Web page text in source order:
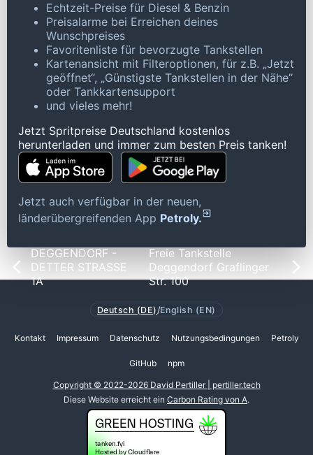
Echtzeit-Preise für Diesel & Benzin
Preisalarme bei Erreichen deines
Wunschpreises
Favoritenliste für bevorzugte Tankstellen
Kartenansicht mit Filteroptionen, für z.B. „Jetzt
geöffnet“, „Günstigste Tankstellen in der Nähe“
oder Tankkartensupport
und vieles mehr!
Jetzt Spritpreise Deutschland kostenlos
herunterladen und immer zum besten Preis tanken!
Jetzt auch verfügbar in der neuen,
länderübergreifenden App Petroly.
DEGGENDORF -
DETTER STRASSE
1A
Freie Tankstelle
Deggendorf Graflinger
Str. 100
Deutsch (DE) /English (EN)
Kontakt Impressum Datenschutz Nutzungsbedingungen Petroly
GitHub npm
Copyright © 2022-2026 David Pertiller | pertiller.tech
Diese Website erreicht ein Carbon Rating von A.